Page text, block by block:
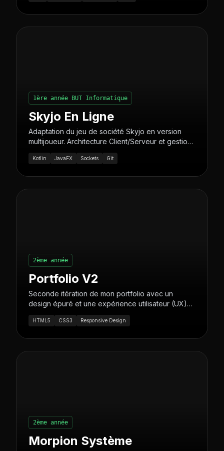
1ère année BUT Informatique
Skyjo En Ligne
Adaptation du jeu de société Skyjo en version
multijoueur. Architecture Client/Serveur et gestion
de versions avec Git.
Kotlin JavaFX Sockets Git
2ème année
Portfolio V2
Seconde itération de mon portfolio avec un
design épuré et une expérience utilisateur (UX)
optimisée pour valoriser mes projets.
HTML5 CSS3 Responsive Design
2ème année
Morpion Système